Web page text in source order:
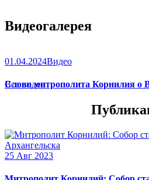
Видеогалерея
01.04.2024Видео
Слово митрополита Корнилия о
Все видео
25 Авг 2023